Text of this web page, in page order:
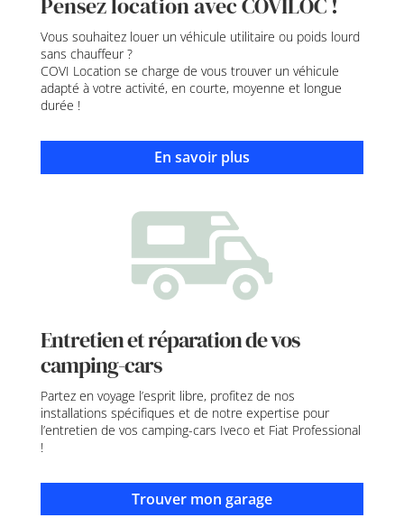
Pensez location avec COVILOC !
Vous souhaitez louer un véhicule utilitaire ou poids lourd
sans chauffeur ?
COVI Location se charge de vous trouver un véhicule
adapté à votre activité, en courte, moyenne et longue
durée !
En savoir plus
Entretien et réparation de vos
camping-cars
Partez en voyage l’esprit libre, profitez de nos
installations spécifiques et de notre expertise pour
l’entretien de vos camping-cars Iveco et Fiat Professional
!
Trouver mon garage